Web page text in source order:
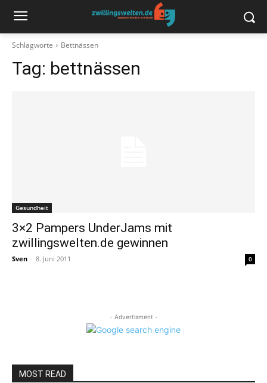
Schlagworte Bettnässen
Tag: bettnässen
Gesundheit
3×2 Pampers UnderJams mit
zwillingswelten.de gewinnen
Sven - 8. Juni 2011 0
- Advertisment -
MOST READ